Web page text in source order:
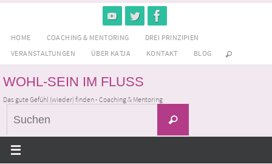
springen
HOME COACHING & MENTORING
DREI PRINZIPIEN
VERANSTALTUNGEN
ÜBER KATJA KONTAKT BLOG
WOHL-SEIN IM FLUSS
Das gute Gefühl (wieder) finden - Coaching & Mentoring
Suchen